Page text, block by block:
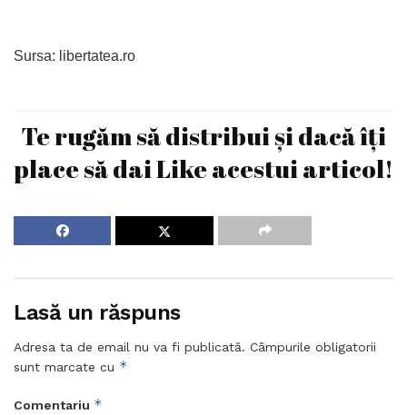
Sursa: libertatea.ro
Te rugăm să distribui și dacă îți
place să dai Like acestui articol!
Lasă un răspuns
Adresa ta de email nu va fi publicată. Câmpurile obligatorii
sunt marcate cu *
Comentariu *